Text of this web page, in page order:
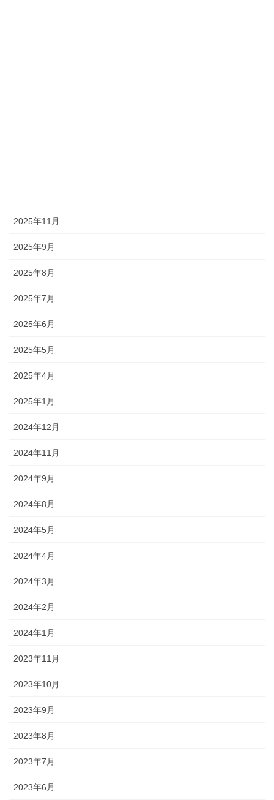
2025年11月
2025年9月
2025年8月
2025年7月
2025年6月
2025年5月
2025年4月
2025年1月
2024年12月
2024年11月
2024年9月
2024年8月
2024年5月
2024年4月
2024年3月
2024年2月
2024年1月
2023年11月
2023年10月
2023年9月
2023年8月
2023年7月
2023年6月